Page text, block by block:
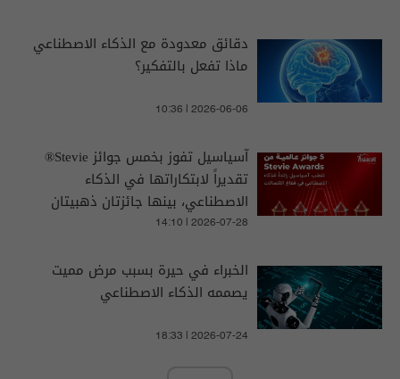
دقائق معدودة مع الذكاء الاصطناعي
ماذا تفعل بالتفكير؟
10:36 | 2026-06-06
آسياسيل تفوز بخمس جوائز Stevie®
تقديراً لابتكاراتها في الذكاء
الاصطناعي، بينها جائزتان ذهبيتان
14:10 | 2026-07-28
الخبراء في حيرة بسبب مرض مميت
يصممه الذكاء الاصطناعي
18:33 | 2026-07-24